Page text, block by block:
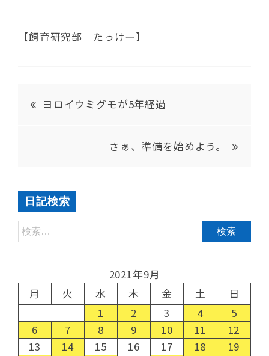
【飼育研究部 たっけー】
ヨロイウミグモが5年経過
さぁ、準備を始めよう。
日記検索
2021年9月
月
火 水 木 金 土
日
1
2 3 4
5
6
7 8 9 10 11
12
13
14 15 16 17 18 19